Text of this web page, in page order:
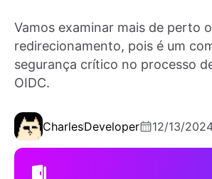
Vamos examinar mais de perto
redirecionamento, pois é um
segurança crítico no processo
OIDC.
CharlesDeveloper 12/13/